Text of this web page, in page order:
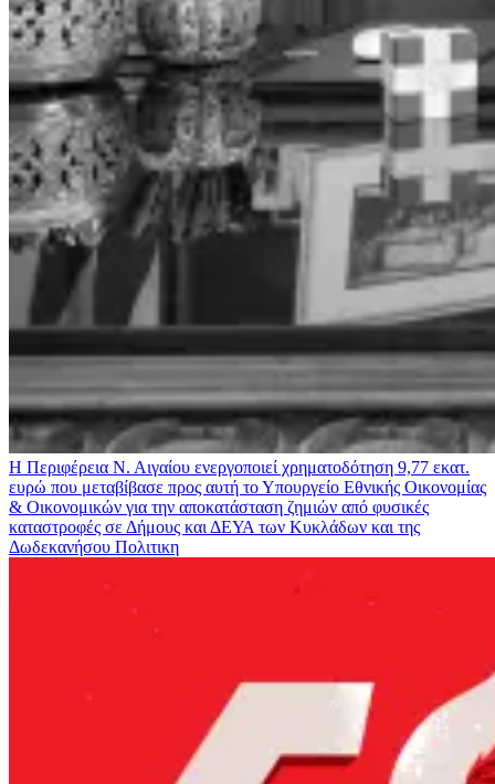
Η Περιφέρεια Ν. Αιγαίου ενεργοποιεί χρηματοδότηση 9,77 εκατ.
ευρώ που μεταβίβασε προς αυτή το Υπουργείο Εθνικής Οικονομίας
& Οικονομικών για την αποκατάσταση ζημιών από φυσικές
καταστροφές σε Δήμους και ΔΕΥΑ των Κυκλάδων και της
Δωδεκανήσου Πολιτικη